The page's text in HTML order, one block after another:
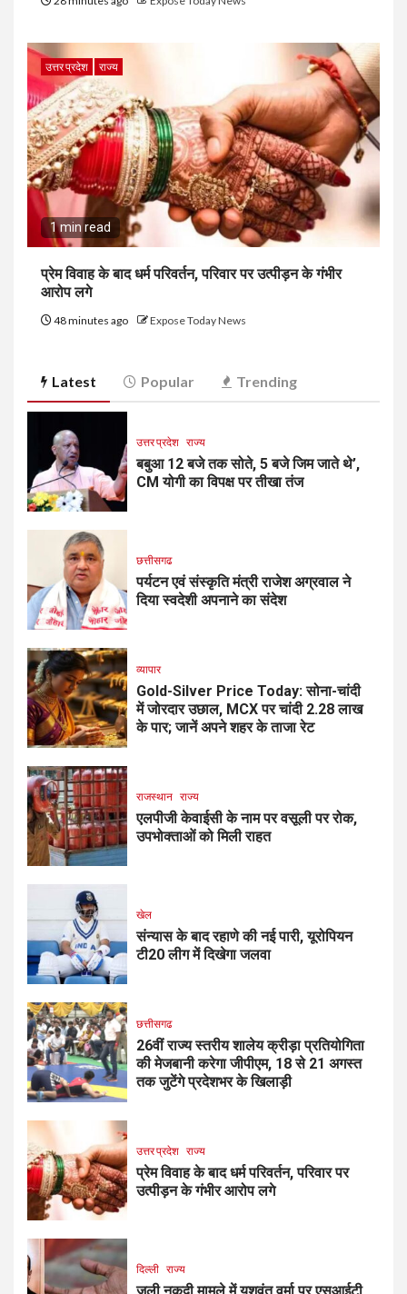
उत्तर प्रदेश राज्य
1 min read
प्रेम विवाह के बाद धर्म परिवर्तन, परिवार पर उत्पीड़न के गंभीर
आरोप लगे
48 minutes ago Expose Today News
Latest Popular Trending
उत्तर प्रदेश राज्य
बबुआ 12 बजे तक सोते, 5 बजे जिम जाते थे’,
CM योगी का विपक्ष पर तीखा तंज
छत्तीसगढ
पर्यटन एवं संस्कृति मंत्री राजेश अग्रवाल ने
दिया स्वदेशी अपनाने का संदेश
व्यापार
Gold-Silver Price Today: सोना-चांदी
में जोरदार उछाल, MCX पर चांदी ₹2.28 लाख
के पार; जानें अपने शहर के ताजा रेट
राजस्थान राज्य
एलपीजी केवाईसी के नाम पर वसूली पर रोक,
उपभोक्ताओं को मिली राहत
खेल
संन्यास के बाद रहाणे की नई पारी, यूरोपियन
टी20 लीग में दिखेगा जलवा
छत्तीसगढ
26वीं राज्य स्तरीय शालेय क्रीड़ा प्रतियोगिता
की मेजबानी करेगा जीपीएम, 18 से 21 अगस्त
तक जुटेंगे प्रदेशभर के खिलाड़ी
उत्तर प्रदेश राज्य
प्रेम विवाह के बाद धर्म परिवर्तन, परिवार पर
उत्पीड़न के गंभीर आरोप लगे
दिल्ली राज्य